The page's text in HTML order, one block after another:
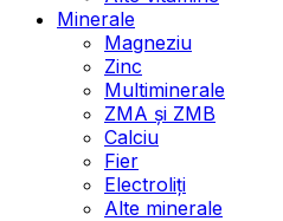
Minerale
Magneziu
Zinc
Multiminerale
ZMA și ZMB
Calciu
Fier
Electroliți
Alte minerale